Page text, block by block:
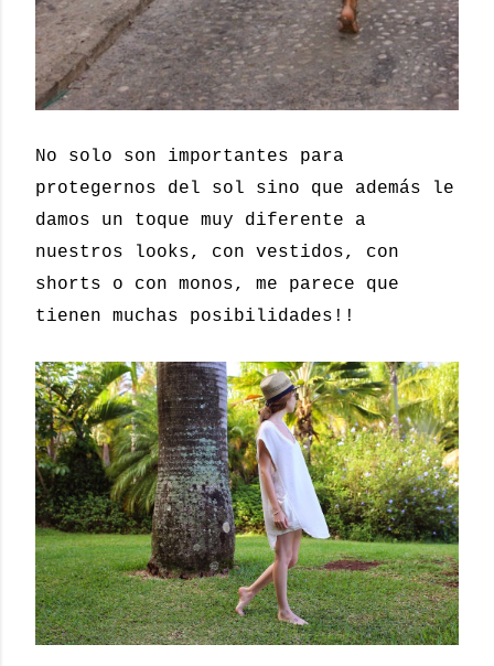
No solo son importantes para
protegernos del sol sino que además le
damos un toque muy diferente a
nuestros looks, con vestidos, con
shorts o con monos, me parece que
tienen muchas posibilidades!!